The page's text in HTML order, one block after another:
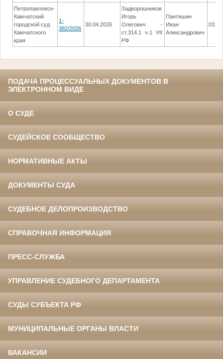
Петропавловск-
Камчатский
городской суд
Камчатского
края
1-
382/2026
30.04.2026
Задворошников
Игорь
Олегович -
ст.314.1 ч.1 УК
РФ
Пантяшин
Иван
Александрович
ПОДАЧА ПРОЦЕССУАЛЬНЫХ ДОКУМЕНТОВ В
ЭЛЕКТРОННОМ ВИДЕ
О СУДЕ
СУДЕЙСКОЕ СООБЩЕСТВО
НОРМАТИВНЫЕ АКТЫ
ДОКУМЕНТЫ СУДА
СУДЕБНОЕ ДЕЛОПРОИЗВОДСТВО
СПРАВОЧНАЯ ИНФОРМАЦИЯ
ПРЕСС-СЛУЖБА
УПРАВЛЕНИЕ СУДЕБНОГО ДЕПАРТАМЕНТА
СУДЫ СУБЪЕКТА РФ
МУНИЦИПАЛЬНЫЕ ОРГАНЫ ВЛАСТИ
ВАКАНСИИ